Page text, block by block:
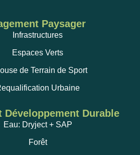
Paysager
Infrastructures
Espaces Verts
de Terrain de Sport
Urbaine
Durable
Eau: Dryject + SAP
Forêt